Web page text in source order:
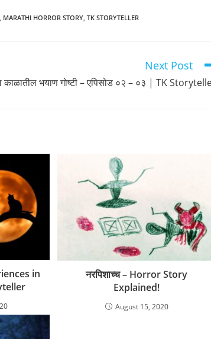
MARATHI HORROR STORY TK STORYTELLER
Next Post
काळातील भयाण गोष्टी – एपिसोड ०२ – ०३ | TK
in
नरपिशाच्च – Horror Story
Explained!
August 15, 2020